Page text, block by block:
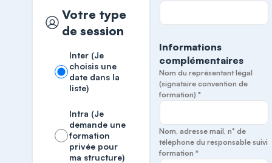
Votre type
de session
Inter (Je
choisis une
date dans la
liste)
Intra (Je
demande une
formation
privée pour
ma structure)
Informations
complémentaires
Nom du représentant légal
(signataire convention de
formation) *
Nom, adresse mail, n° de
téléphone du responsable suivi
formation *